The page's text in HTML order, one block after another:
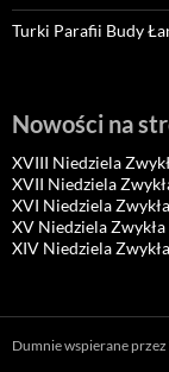
Turki Parafii Budy
Nowości na
XVIII Niedziela
XVII Niedziela
XVI Niedziela
XV Niedziela
XIV Niedziela
Dumnie wspierane